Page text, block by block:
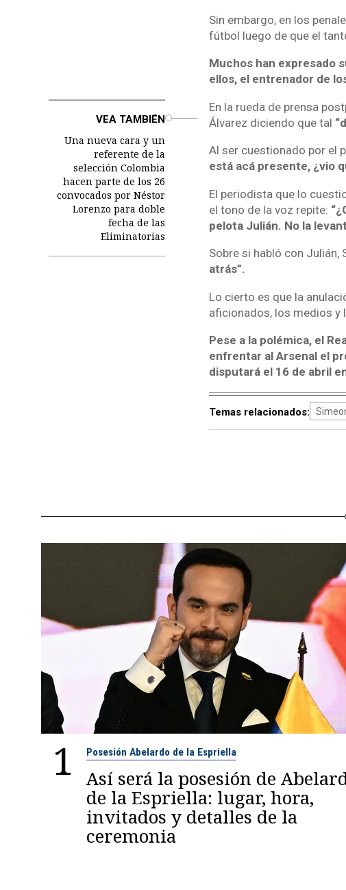
Sin embargo, en los
fútbol luego de que el
Muchos han expresado
ellos, el entrenador de
VEA TAMBIÉN
Una nueva cara y un
referente de la
selección Colombia
hacen parte de los 26
convocados por Néstor
Lorenzo para doble
fecha de las
Eliminatorias
En la rueda de prensa
Álvarez diciendo que tal
Al ser cuestionado por el
está acá presente, ¿vio
El periodista que lo
el tono de la voz repite:
pelota Julián. No la
Sobre si habló con Julián,
atrás”.
Lo cierto es que la
aficionados, los medios
Pese a la polémica, el
enfrentar al Arsenal el
disputará el 16 de abril
Temas relacionados:
1 Posesión Abelardo de la Espriella
Así será la posesión de
de la Espriella: lugar, hora,
invitados y detalles de la
ceremonia